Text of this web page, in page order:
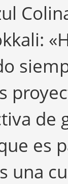
de
es
una